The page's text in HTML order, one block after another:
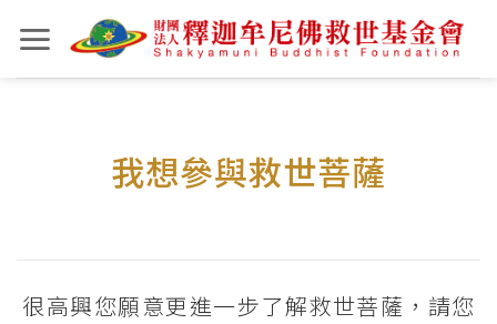
to
content
我想參與救世菩薩
​很高興您願意更進一步了解救世菩薩，請您